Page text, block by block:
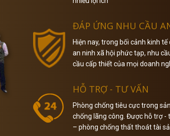
ĐÁP ỨNG NHU CẦU
Hiện nay, trong bối cảnh kinh
an ninh xã hội phức tạp, nhu
cầu cấp thiết của mọi doanh
HỖ TRỢ - TƯ VẤN
Phòng chống tiêu cực trong
chống lãng công. Được hỗ trợ -
– phòng chống thất thoát tài sản